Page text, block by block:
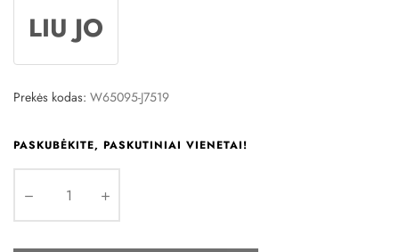
LIU JO
Prekės kodas: W65095-J7519
PASKUBĖKITE, PASKUTINIAI VIENETAI!